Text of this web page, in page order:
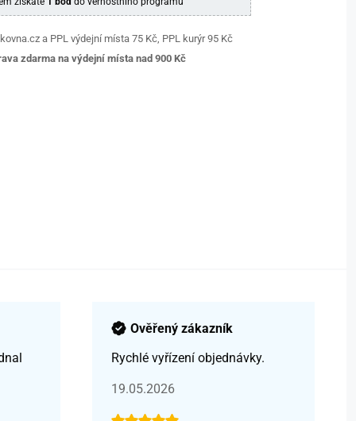
a PPL výdejní místa 75 Kč, PPL kurýr 95 Kč
zdarma na výdejní místa nad 900 Kč
Ověřený zákazník
Rychlé vyřízení objednávky.
19.05.2026